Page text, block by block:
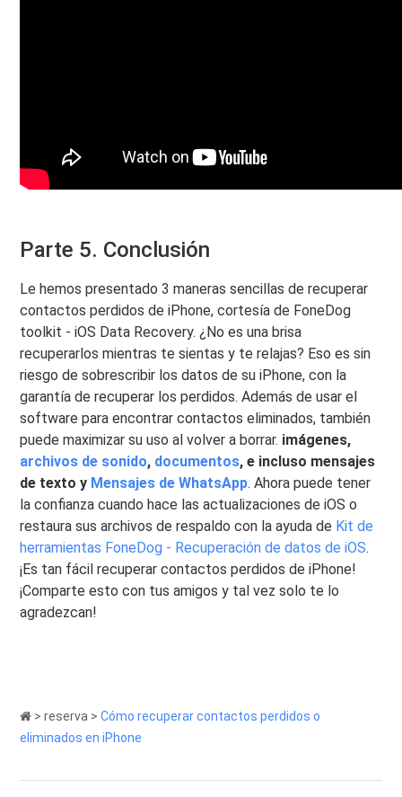
Parte 5. Conclusión
Le hemos presentado 3 maneras sencillas de recuperar
contactos perdidos de iPhone, cortesía de FoneDog
toolkit - iOS Data Recovery. ¿No es una brisa
recuperarlos mientras te sientas y te relajas? Eso es sin
riesgo de sobrescribir los datos de su iPhone, con la
garantía de recuperar los perdidos. Además de usar el
software para encontrar contactos eliminados, también
puede maximizar su uso al volver a borrar. imágenes,
archivos de sonido, documentos, e incluso mensajes
de texto y Mensajes de WhatsApp. Ahora puede tener
la confianza cuando hace las actualizaciones de iOS o
restaura sus archivos de respaldo con la ayuda de Kit de
herramientas FoneDog - Recuperación de datos de iOS.
¡Es tan fácil recuperar contactos perdidos de iPhone!
¡Comparte esto con tus amigos y tal vez solo te lo
agradezcan!
>reserva >Cómo recuperar contactos perdidos o
eliminados en iPhone